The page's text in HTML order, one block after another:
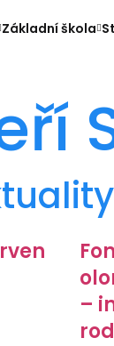
Základní škola
–